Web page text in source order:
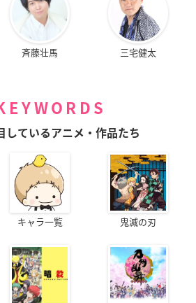
斉藤壮馬 三宅健太
しているアニメ・作品たち
キャラ一覧 鬼滅の刃